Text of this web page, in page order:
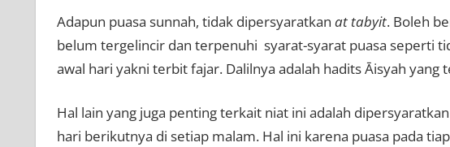
Adapun puasa sunnah, tidak dipersyaratkan at tabyit. Boleh
belum tergelincir dan terpenuhi syarat-syarat puasa seperti
awal hari yakni terbit fajar. Dalilnya adalah hadits Āisyah yang
Hal lain yang juga penting terkait niat ini adalah dipersyaratkan
hari berikutnya di setiap malam. Hal ini karena puasa pada